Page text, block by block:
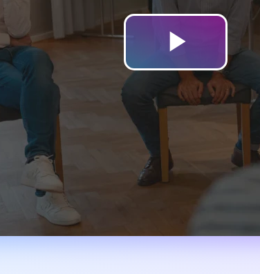
Play
Video